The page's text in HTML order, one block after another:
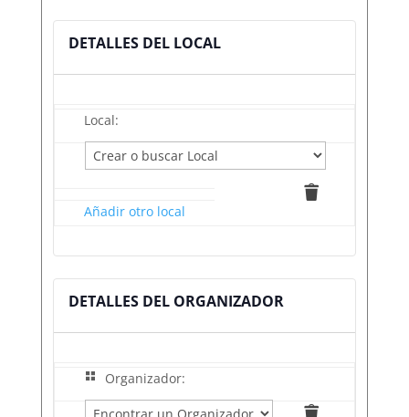
DETALLES DEL LOCAL
Local:
Añadir otro local
DETALLES DEL ORGANIZADOR
Organizador: